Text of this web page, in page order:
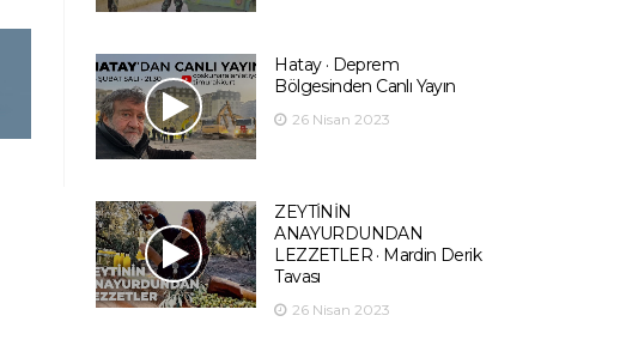
Hatay · Deprem
Bölgesinden Canlı Yayın
26 Nisan 2023
ZEYTİNİN
ANAYURDUNDAN
LEZZETLER · Mardin Derik
Tavası
26 Nisan 2023